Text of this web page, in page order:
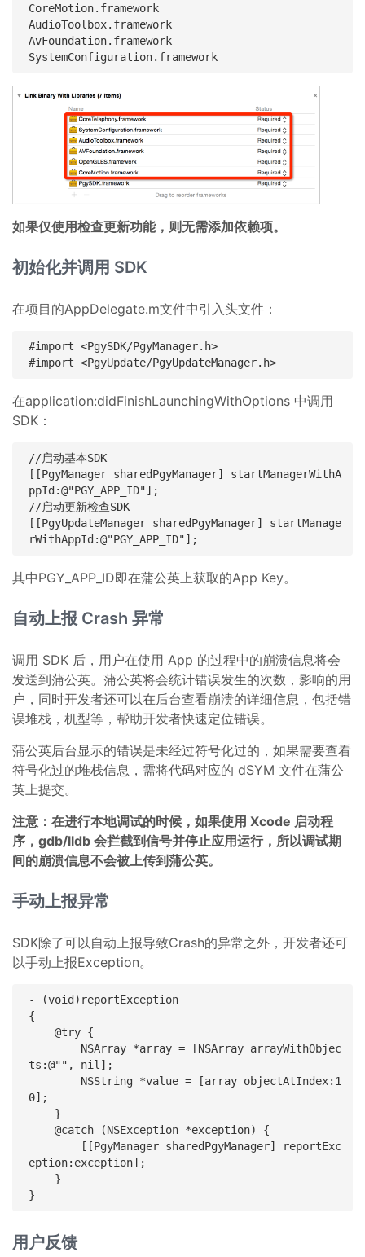
CoreMotion.framework
AudioToolbox.framework
AvFoundation.framework
如果仅使用检查更新功能，则无需添加依赖项。
初始化并调用 SDK
在项目的AppDelegate.m文件中引入头文件：
#import <PgySDK/PgyManager.h>
在application:didFinishLaunchingWithOptions 中调用
SDK：
//启动基本SDK
[[PgyManager sharedPgyManager] startManagerWithA
ppId:@"PGY_APP_ID"];
//启动更新检查SDK
[[PgyUpdateManager sharedPgyManager] startManage
其中PGY_APP_ID即在蒲公英上获取的App Key。
自动上报 Crash 异常
调用 SDK 后，用户在使用 App 的过程中的崩溃信息将会
发送到蒲公英。蒲公英将会统计错误发生的次数，影响的用
户，同时开发者还可以在后台查看崩溃的详细信息，包括错
误堆栈，机型等，帮助开发者快速定位错误。
蒲公英后台显示的错误是未经过符号化过的，如果需要查看
符号化过的堆栈信息，需将代码对应的 dSYM 文件在蒲公
英上提交。
注意：在进行本地调试的时候，如果使用 Xcode 启动程
序，gdb/lldb 会拦截到信号并停止应用运行，所以调试期
间的崩溃信息不会被上传到蒲公英。
手动上报异常
SDK除了可以自动上报导致Crash的异常之外，开发者还可
以手动上报Exception。
- (void)reportException
{
ts:@"", nil];
0];
eption:exception];
用户反馈